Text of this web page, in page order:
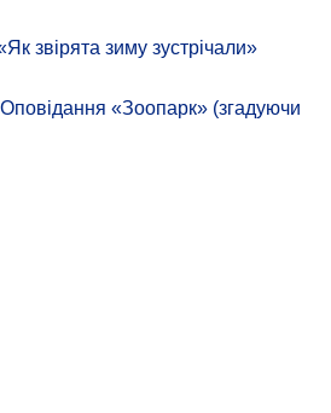
звірята зиму зустрічали»
«Зоопарк» (згадуючи